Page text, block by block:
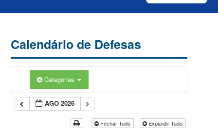
Calendário de Defesas
Categorias
AGO 2026
Fechar Tudo Expandir Tudo